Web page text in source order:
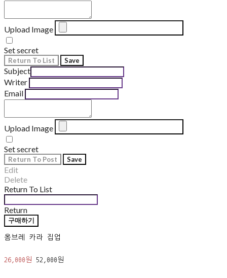
Upload Image
Set secret
Return To List Save
Subject
Writer
Email
Upload Image
Set secret
Return To Post Save
Edit
Delete
Return To List
Return
구매하기
옴브레 카라 집업
26,000원 52,000원